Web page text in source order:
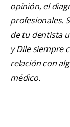
opinión, el
profesionales.
de tu dentista
y Dile siempre
relación con
médico.